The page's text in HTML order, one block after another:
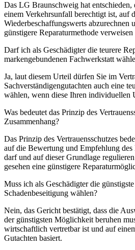
Das LG Braunschweig hat entschieden,
einem Verkehrsunfall berechtigt ist, auf
Wiederbeschaffungswerts abzurechnen
günstigere Reparaturmethode verweisen
Darf ich als Geschädigter die teurere
markengebundenen Fachwerkstatt
Ja, laut diesem Urteil dürfen Sie im
Sachverständigengutachten auch eine
wählen, wenn diese Ihren individuellen
Was bedeutet das Prinzip des
Zusammenhang?
Das Prinzip des Vertrauensschutzes
auf die Bewertung und Empfehlung
darf und auf dieser Grundlage
gesehen eine günstigere
Muss ich als Geschädigter die
Schadenbeseitigung wählen?
Nein, das Gericht bestätigt, dass die
der günstigsten Möglichkeit beruhen
wirtschaftlich vertretbar ist und auf
Gutachten basiert.